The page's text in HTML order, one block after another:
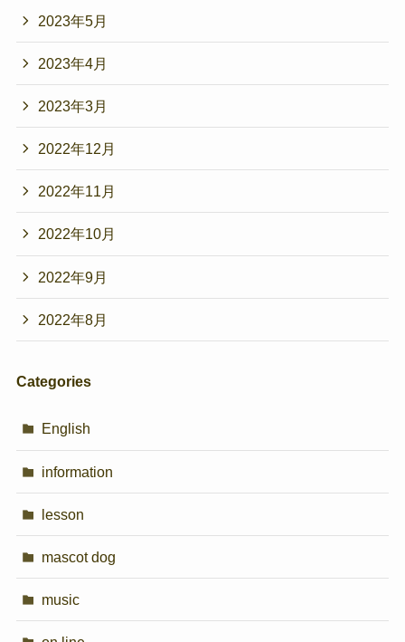
2023年5月
2023年4月
2023年3月
2022年12月
2022年11月
2022年10月
2022年9月
2022年8月
Categories
English
information
lesson
mascot dog
music